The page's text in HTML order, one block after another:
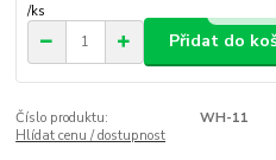
/ks
Přidat do
Číslo produktu:
WH-11
Hlídat cenu / dostupnost